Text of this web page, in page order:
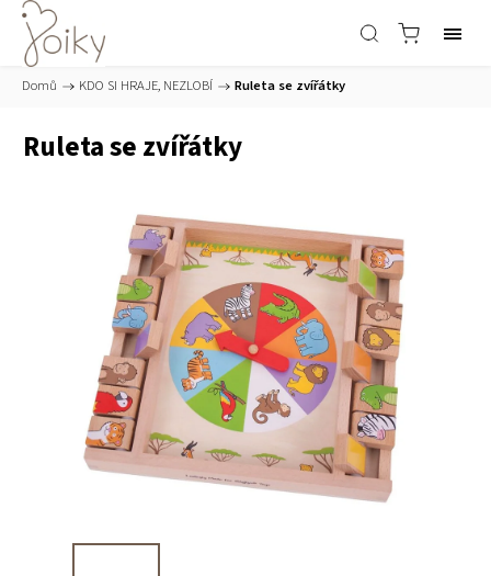
Domů / KDO SI HRAJE, NEZLOBÍ / Ruleta se zvířátky
Ruleta se zvířátky